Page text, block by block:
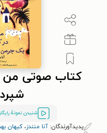
کتاب صوتی من
شنیدن نمونۀ
پدیدآورندگان: آنا منندز،کیهان